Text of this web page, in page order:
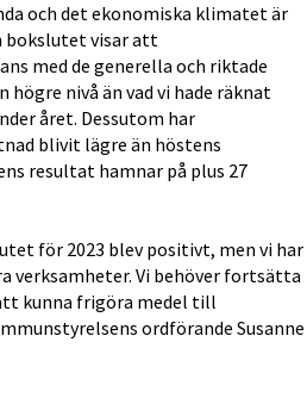
och det ekonomiska klimatet är
bokslutet visar att
med de generella och riktade
högre nivå än vad vi hade räknat
året. Dessutom har
blivit lägre än höstens
resultat hamnar på plus 27
för 2023 blev positivt, men vi har
verksamheter. Vi behöver fortsätta
kunna frigöra medel till
ordförande Susanne